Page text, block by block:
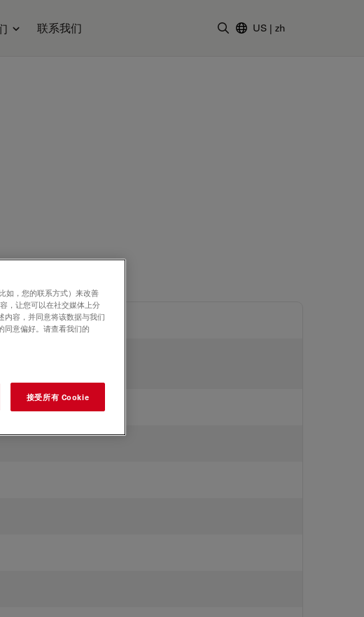
联系我们 US | zh
表面
如，您的联系方式）来改善
，让您可以在社交媒体上分
内容，并同意将该数据与我们
同意偏好。请查看我们的
接受所有 Cookie